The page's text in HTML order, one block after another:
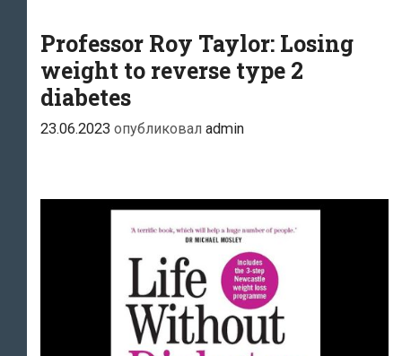
укрепить
ваши
сосуды
Professor Roy Taylor: Losing
weight to reverse type 2
diabetes
23.06.2023 опубликовал admin